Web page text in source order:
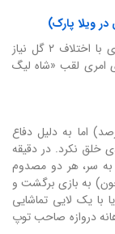
ویلا پارک)
استون ویلا که بازی رفت را ۱-۰ باخته بود، به پیروزی با اختلاف ۲ گل نیاز
اونای امری لقب «شاه لیگ
توپ را در اختیار داشت (۵۸ درصد) اما به دلیل دفاع
زیادی خلق نکرد. در دقیقه
به سر، هر دو مصدوم
به بازی برگشت و
با یک لایی تماشایی
دروازه صاحب توپ